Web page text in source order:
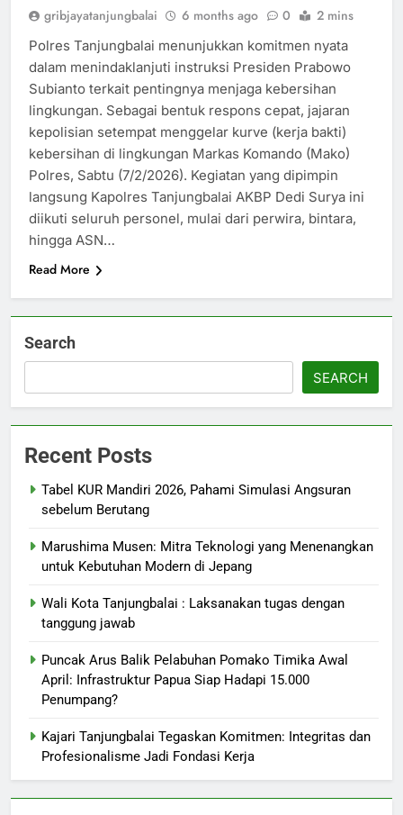
gribjayatanjungbalai 6 months ago 0 2 mins
Polres Tanjungbalai menunjukkan komitmen nyata
dalam menindaklanjuti instruksi Presiden Prabowo
Subianto terkait pentingnya menjaga kebersihan
lingkungan. Sebagai bentuk respons cepat, jajaran
kepolisian setempat menggelar kurve (kerja bakti)
kebersihan di lingkungan Markas Komando (Mako)
Polres, Sabtu (7/2/2026). Kegiatan yang dipimpin
langsung Kapolres Tanjungbalai AKBP Dedi Surya ini
diikuti seluruh personel, mulai dari perwira, bintara,
hingga ASN…
Read More
Search
SEARCH
Recent Posts
Tabel KUR Mandiri 2026, Pahami Simulasi Angsuran
sebelum Berutang
Marushima Musen: Mitra Teknologi yang Menenangkan
untuk Kebutuhan Modern di Jepang
Wali Kota Tanjungbalai : Laksanakan tugas dengan
tanggung jawab
Puncak Arus Balik Pelabuhan Pomako Timika Awal
April: Infrastruktur Papua Siap Hadapi 15.000
Penumpang?
Kajari Tanjungbalai Tegaskan Komitmen: Integritas dan
Profesionalisme Jadi Fondasi Kerja